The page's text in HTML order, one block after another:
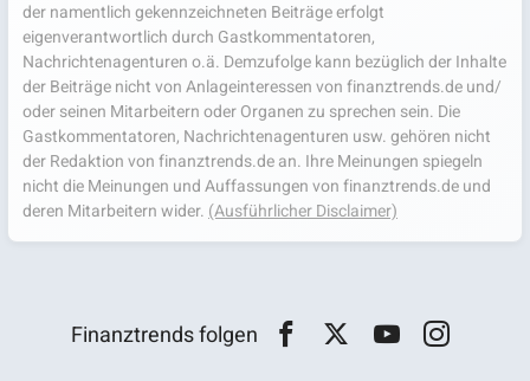
der namentlich gekennzeichneten Beiträge erfolgt
eigenverantwortlich durch Gastkommentatoren,
Nachrichtenagenturen o.ä. Demzufolge kann bezüglich der Inhalte
der Beiträge nicht von Anlageinteressen von finanztrends.de und/
oder seinen Mitarbeitern oder Organen zu sprechen sein. Die
Gastkommentatoren, Nachrichtenagenturen usw. gehören nicht
der Redaktion von finanztrends.de an. Ihre Meinungen spiegeln
nicht die Meinungen und Auffassungen von finanztrends.de und
deren Mitarbeitern wider. (Ausführlicher Disclaimer)
Finanztrends folgen